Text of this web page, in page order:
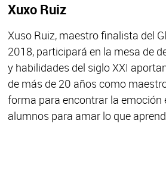
Xuxo Ruiz
Xuso Ruiz, maestro finalista del
2018, participará en la mesa de
y habilidades del siglo XXI
de más de 20 años como
forma para encontrar la emoción
alumnos para amar lo que